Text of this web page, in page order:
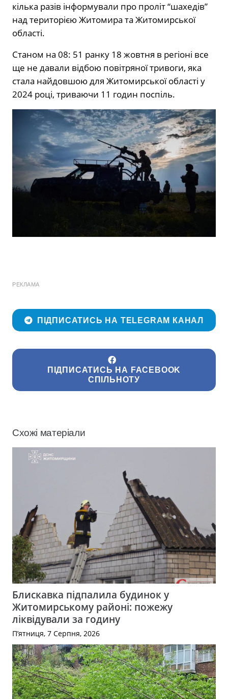
кілька разів інформували про проліт “шахедів”
над територією Житомира та Житомирської
області.
Станом на 08: 51 ранку 18 жовтня в регіоні все
ще не давали відбою повітряної тривоги, яка
стала найдовшою для Житомирської області у
2024 році, триваючи 11 годин поспіль.
РЕКЛАМА
ПІДПИСАТИСЬ НА TELEGRAM КАНАЛ
ПІДПИСАТИСЬ НА FACEBOOK
СПІЛЬНОТУ
Схожі матеріали
Блискавка підпалила будинок у
Житомирському районі: пожежу
ліквідували за годину
П’ятниця, 7 Серпня, 2026